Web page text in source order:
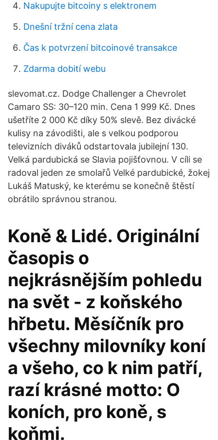
Nakupujte bitcoiny s elektronem
Dnešní tržní cena zlata
Čas k potvrzení bitcoinové transakce
Zdarma dobití webu
slevomat.cz. Dodge Challenger a Chevrolet
Camaro SS: 30–120 min. Cena 1 999 Kč. Dnes
ušetříte 2 000 Kč díky 50% slevě. Bez divácké
kulisy na závodišti, ale s velkou podporou
televizních diváků odstartovala jubilejní 130.
Velká pardubická se Slavia pojišťovnou. V cíli se
radoval jeden ze smolařů Velké pardubické, žokej
Lukáš Matuský, ke kterému se konečně štěstí
obrátilo správnou stranou.
Koně & Lidé. Originální
časopis o
nejkrásnějším pohledu
na svět - z koňského
hřbetu. Měsíčník pro
všechny milovníky koní
a všeho, co k nim patří,
razí krásné motto: O
koních, pro koně, s
koňmi.